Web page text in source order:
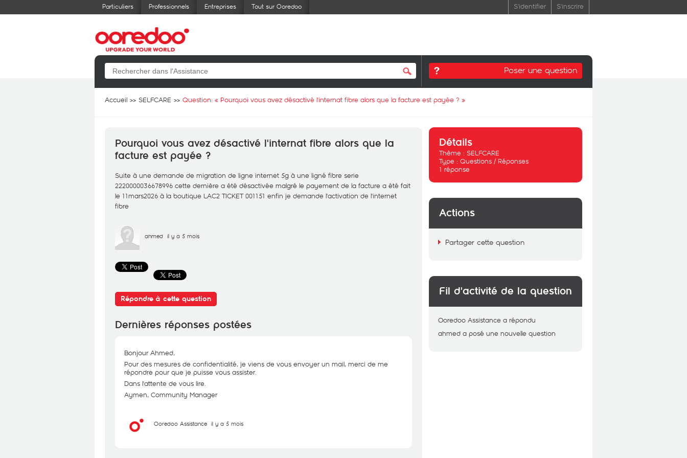
Particuliers Professionnels Entreprises Tout sur Ooredoo S'identifier S'inscrire
Poser une question
Accueil SELFCARE Question: « Pourquoi vous avez désactivé l'internat fibre alors que la facture est payée ? »
Pourquoi vous avez désactivé l'internat fibre alors que la
facture est payée ?
Suite à une demande de migration de ligne internet 5g à une ligné fibre serie
2220000036678996 cette dernière a été désactivée malgré le payement de la facture a été fait
le 11mars2026 à la boutique LAC2 TICKET 001151 enfin je demande l'activation de l'internet
fibre
ahmed il y a 5 mois
Répondre à cette question
Dernières réponses postées
Bonjour Ahmed,
Pour des mesures de confidentialité, je viens de vous envoyer un mail, merci de me
répondre pour que je puisse vous assister.
Dans l'attente de vous lire.
Aymen, Community Manager
Ooredoo Assistance il y a 5 mois
Détails
Thème : SELFCARE
Type : Questions / Réponses
1 réponse
Actions
Partager cette question
Fil d'activité de la question
Ooredoo Assistance a répondu
ahmed a posé une nouvelle question